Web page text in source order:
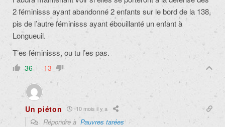
2 féminisss ayant abandonné 2 enfants sur le bord de la 138,
pis de l’autre féminisss ayant ébouillanté un enfant à
Longueuil.
T’es féminisss, ou tu l’es pas.
36 -13
Un piéton 10 mois il y a
Répondre à Pauvres tarées